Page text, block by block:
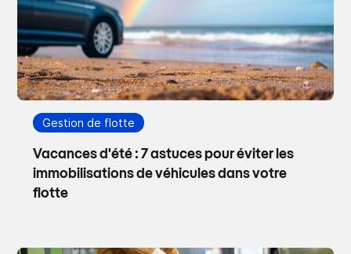
Gestion de flotte
Vacances d'été : 7 astuces pour éviter les
immobilisations de véhicules dans votre
flotte